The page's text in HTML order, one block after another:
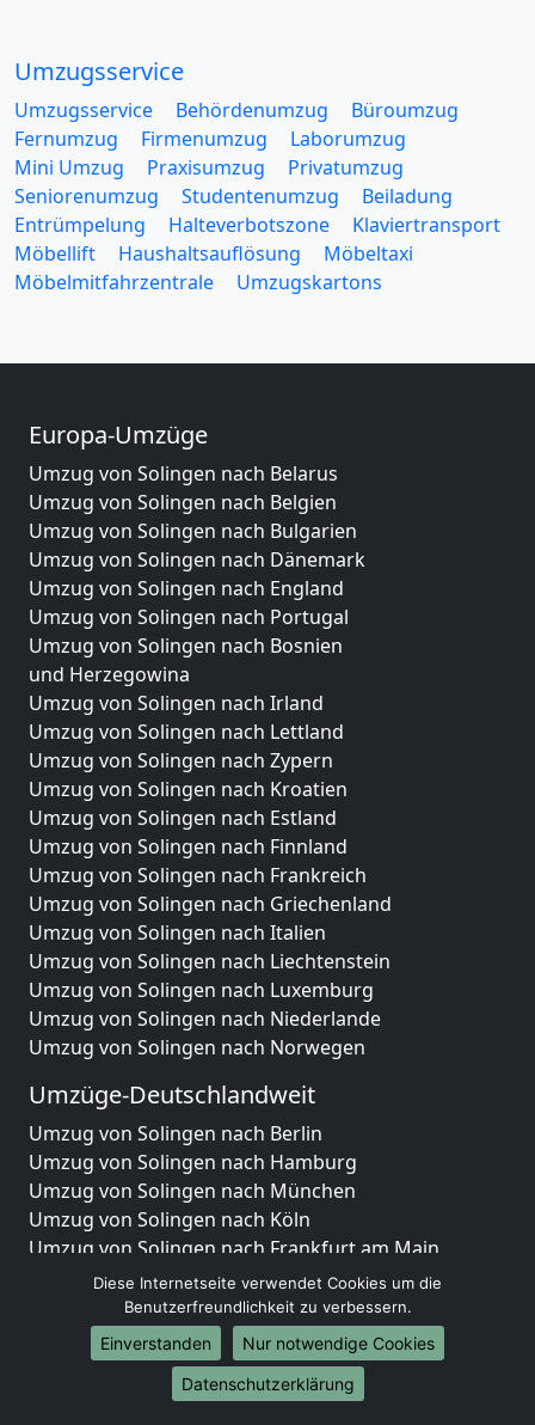
Umzugsservice
Umzugsservice Behördenumzug
Büroumzug
Fernumzug
Firmenumzug
Laborumzug
Mini Umzug
Praxisumzug
Privatumzug
Seniorenumzug
Studentenumzug
Beiladung
Entrümpelung
Halteverbotszone
Klaviertransport
Möbellift
Haushaltsauflösung
Möbeltaxi
Möbelmitfahrzentrale
Umzugskartons
Europa-Umzüge
Umzug von Solingen nach Belarus
Umzug von Solingen nach Belgien
Umzug von Solingen nach Bulgarien
Umzug von Solingen nach Dänemark
Umzug von Solingen nach England
Umzug von Solingen nach Portugal
Umzug von Solingen nach Bosnien
und Herzegowina
Umzug von Solingen nach Irland
Umzug von Solingen nach Lettland
Umzug von Solingen nach Zypern
Umzug von Solingen nach Kroatien
Umzug von Solingen nach Estland
Umzug von Solingen nach Finnland
Umzug von Solingen nach Frankreich
Umzug von Solingen nach Griechenland
Umzug von Solingen nach Italien
Umzug von Solingen nach Liechtenstein
Umzug von Solingen nach Luxemburg
Umzug von Solingen nach Niederlande
Umzug von Solingen nach Norwegen
Umzüge-Deutschlandweit
Umzug von Solingen nach Berlin
Umzug von Solingen nach Hamburg
Umzug von Solingen nach München
Umzug von Solingen nach Köln
Umzug von Solingen nach Frankfurt am Main
Umzug von Solingen nach Stuttgart
Umzug von Solingen nach Düsseldorf
Umzug von Solingen nach Leipzig
Umzug von Solingen nach Dortmund
Umzug von Solingen nach Essen
Diese Internetseite verwendet Cookies um die
Benutzerfreundlichkeit zu verbessern.
Einverstanden
Nur notwendige Cookies
Datenschutzerklärung